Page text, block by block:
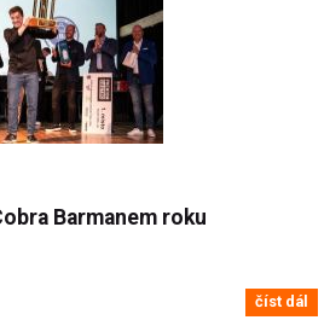
Barmanem roku
číst dál